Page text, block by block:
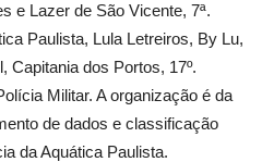
e Lazer de São Vicente, 7ª.
Paulista, Lula Letreiros, By Lu,
Capitania dos Portos, 17º.
Militar. A organização é da
de dados e classificação
da Aquática Paulista.